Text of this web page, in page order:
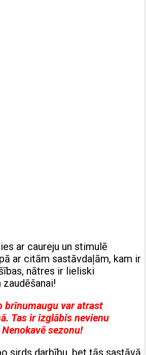
ar caureju un stimulē
ar citām sastāvdaļām, kam ir
nātres ir lieliski
brīnumaugu var atrast
Tas ir izglābis nevienu
sezonu!
sirds darbību, bet tās sastāvā